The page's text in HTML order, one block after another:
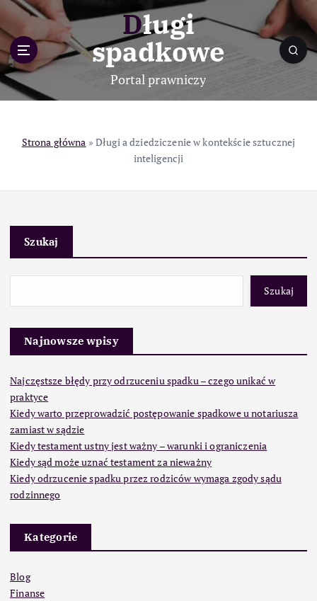
p
o
c
Długi
spadkowe
Portal prawniczy
Strona główna »Długi a dziedziczenie w kontekście sztucznej
inteligencji
Szukaj
Szukaj
Najnowsze wpisy
Najczęstsze błędy przy odrzuceniu spadku – czego unikać w
praktyce
Kiedy warto przeprowadzić postępowanie spadkowe u notariusza
zamiast w sądzie
Kiedy testament ustny jest ważny – warunki i ograniczenia
Kiedy sąd może uznać testament za nieważny
Kiedy odrzucenie spadku przez rodziców wymaga zgody sądu
rodzinnego
Kategorie
Blog
Finanse